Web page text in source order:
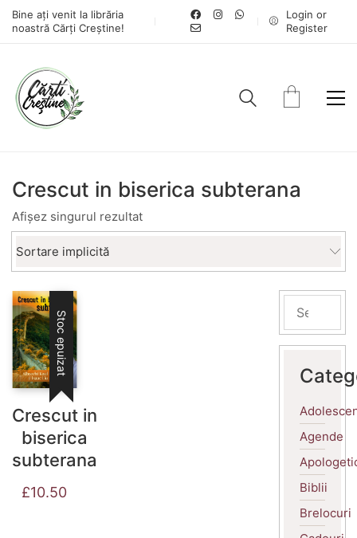
Bine ați venit la librăria
noastră Cărți Creștine!
Login or
Register
Crescut in biserica subterana
Afișez singurul rezultat
Sortare implicită
Stoc epuizat
Crescut in
biserica
subterana
£10.50
Agende
Biblii
Brelocuri